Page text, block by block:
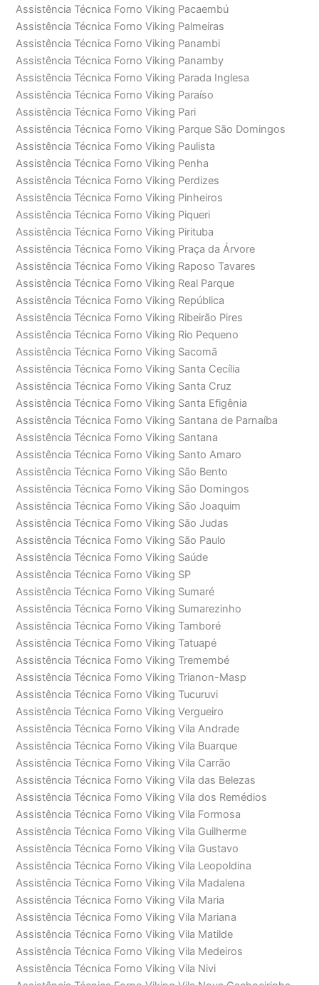
Assistência Técnica Forno Viking Pacaembú
Assistência Técnica Forno Viking Palmeiras
Assistência Técnica Forno Viking Panambi
Assistência Técnica Forno Viking Panamby
Assistência Técnica Forno Viking Parada Inglesa
Assistência Técnica Forno Viking Paraíso
Assistência Técnica Forno Viking Pari
Assistência Técnica Forno Viking Parque São Domingos
Assistência Técnica Forno Viking Paulista
Assistência Técnica Forno Viking Penha
Assistência Técnica Forno Viking Perdizes
Assistência Técnica Forno Viking Pinheiros
Assistência Técnica Forno Viking Piqueri
Assistência Técnica Forno Viking Pirituba
Assistência Técnica Forno Viking Praça da Árvore
Assistência Técnica Forno Viking Raposo Tavares
Assistência Técnica Forno Viking Real Parque
Assistência Técnica Forno Viking República
Assistência Técnica Forno Viking Ribeirão Pires
Assistência Técnica Forno Viking Rio Pequeno
Assistência Técnica Forno Viking Sacomã
Assistência Técnica Forno Viking Santa Cecília
Assistência Técnica Forno Viking Santa Cruz
Assistência Técnica Forno Viking Santa Efigênia
Assistência Técnica Forno Viking Santana de Parnaíba
Assistência Técnica Forno Viking Santana
Assistência Técnica Forno Viking Santo Amaro
Assistência Técnica Forno Viking São Bento
Assistência Técnica Forno Viking São Domingos
Assistência Técnica Forno Viking São Joaquim
Assistência Técnica Forno Viking São Judas
Assistência Técnica Forno Viking São Paulo
Assistência Técnica Forno Viking Saúde
Assistência Técnica Forno Viking SP
Assistência Técnica Forno Viking Sumaré
Assistência Técnica Forno Viking Sumarezinho
Assistência Técnica Forno Viking Tamboré
Assistência Técnica Forno Viking Tatuapé
Assistência Técnica Forno Viking Tremembé
Assistência Técnica Forno Viking Trianon-Masp
Assistência Técnica Forno Viking Tucuruvi
Assistência Técnica Forno Viking Vergueiro
Assistência Técnica Forno Viking Vila Andrade
Assistência Técnica Forno Viking Vila Buarque
Assistência Técnica Forno Viking Vila Carrão
Assistência Técnica Forno Viking Vila das Belezas
Assistência Técnica Forno Viking Vila dos Remédios
Assistência Técnica Forno Viking Vila Formosa
Assistência Técnica Forno Viking Vila Guilherme
Assistência Técnica Forno Viking Vila Gustavo
Assistência Técnica Forno Viking Vila Leopoldina
Assistência Técnica Forno Viking Vila Madalena
Assistência Técnica Forno Viking Vila Maria
Assistência Técnica Forno Viking Vila Mariana
Assistência Técnica Forno Viking Vila Matilde
Assistência Técnica Forno Viking Vila Medeiros
Assistência Técnica Forno Viking Vila Nivi